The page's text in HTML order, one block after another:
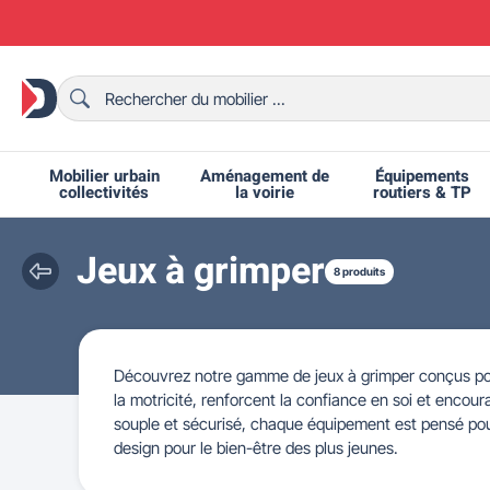
Mobilier urbain
collectivités
Bancs urbains
Aménagement de
la voirie
Bornes et potelets urbains
Équipements
routiers & TP
Ralentisseurs routiers
Grilles d'exposition
Fêtes et événements
Chaises de collectivité
Mobilier intérieur CHR
Chaises et bancs scolaires
Tables de ping-pong
Jeux à grimper 8 produits
Découvrez notre gamme de jeux à grimper conçus
la motricité, renforcent la confiance en soi et
souple et sécurisé, chaque équipement est pensé
design pour le bien-être des plus jeunes.